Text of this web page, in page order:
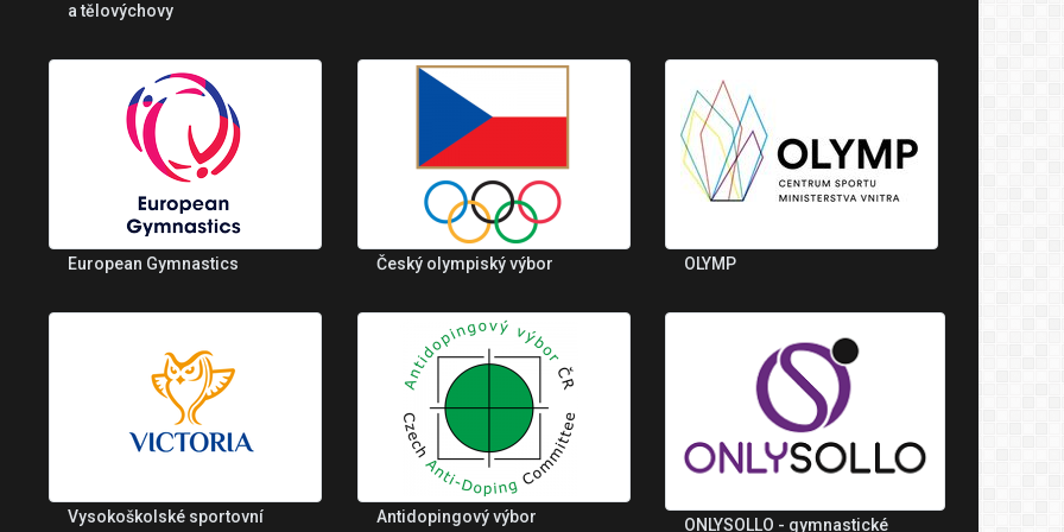
a tělovýchovy
European Gymnastics Český olympiský výbor OLYMP
Vysokoškolské sportovní Antidopingový výbor ONLYSOLLO - gymnastické